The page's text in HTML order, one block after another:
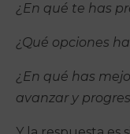
¿En qué te has
¿Qué opciones
¿En qué has
avanzar y